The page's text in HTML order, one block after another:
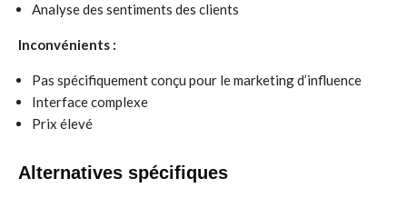
Analyse des sentiments des clients
Inconvénients :
Pas spécifiquement conçu pour le marketing d’influence
Interface complexe
Prix élevé
Alternatives spécifiques